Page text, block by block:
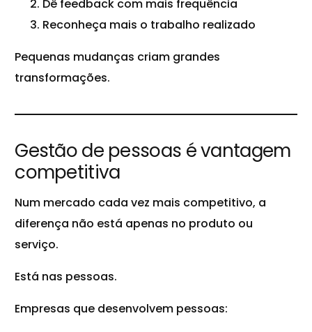
Dê feedback com mais frequência
Reconheça mais o trabalho realizado
Pequenas mudanças criam grandes
transformações.
Gestão de pessoas é vantagem
competitiva
Num mercado cada vez mais competitivo, a
diferença não está apenas no produto ou
serviço.
Está nas pessoas.
Empresas que desenvolvem pessoas: